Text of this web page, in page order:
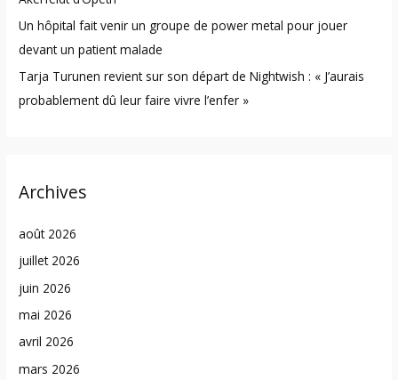
Un hôpital fait venir un groupe de power metal pour jouer
devant un patient malade
Tarja Turunen revient sur son départ de Nightwish : « J’aurais
probablement dû leur faire vivre l’enfer »
Archives
août 2026
juillet 2026
juin 2026
mai 2026
avril 2026
mars 2026